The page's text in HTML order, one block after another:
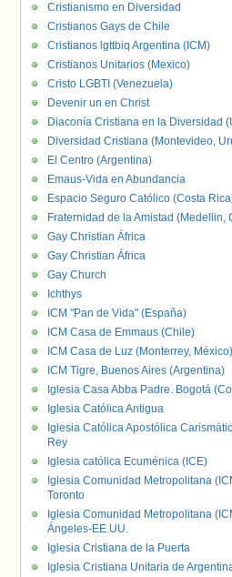
Cristianismo en Diversidad
Cristianos Gays de Chile
Cristianos lgttbiq Argentina (ICM)
Cristianos Unitarios (Mexico)
Cristo LGBTI (Venezuela)
Devenir un en Christ
Diaconía Cristiana en la Diversidad
Diversidad Cristiana (Montevideo,
El Centro (Argentina)
Emaus-Vida en Abundancia
Espacio Seguro Católico (Costa
Fraternidad de la Amistad (Medellin,
Gay Christian África
Gay Christian África
Gay Church
Ichthys
ICM "Pan de Vida" (España)
ICM Casa de Emmaus (Chile)
ICM Casa de Luz (Monterrey, México)
ICM Tigre, Buenos Aires (Argentina)
Iglesia Casa Abba Padre. Bogotá
Iglesia Católica Antigua
Iglesia Católica Apostólica
Rey
Iglesia católica Ecuménica (ICE)
Iglesia Comunidad Metropolitana
Toronto
Iglesia Comunidad Metropolitana
Ángeles-EE.UU.
Iglesia Cristiana de la Puerta
Iglesia Cristiana Unitaria de